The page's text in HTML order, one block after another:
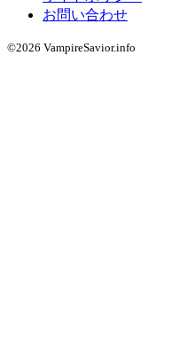
お問い合わせ
©2026 VampireSavior.info